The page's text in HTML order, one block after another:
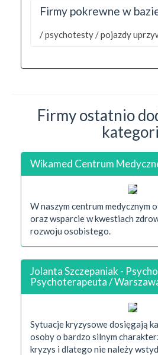
Firmy pokrewne w
/psychotesty /pojazdy
Firmy ostatnio
Wikamed Centrum
W naszym centrum medycznym
oraz wsparcie w kwestiach
rozwoju osobistego.
Jolanta Szczepaniak -
Psychoterapeuta /
Sytuacje kryzysowe dosięgają
osoby o bardzo silnym
kryzys i dlatego nie należy